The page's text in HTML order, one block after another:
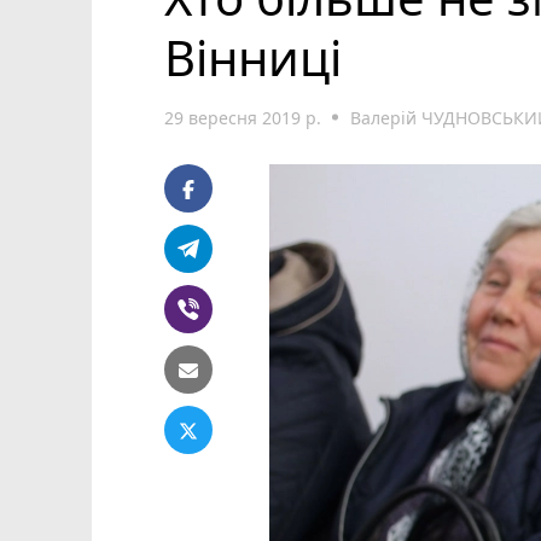
Вінниці
29 вересня 2019 р. Валерій